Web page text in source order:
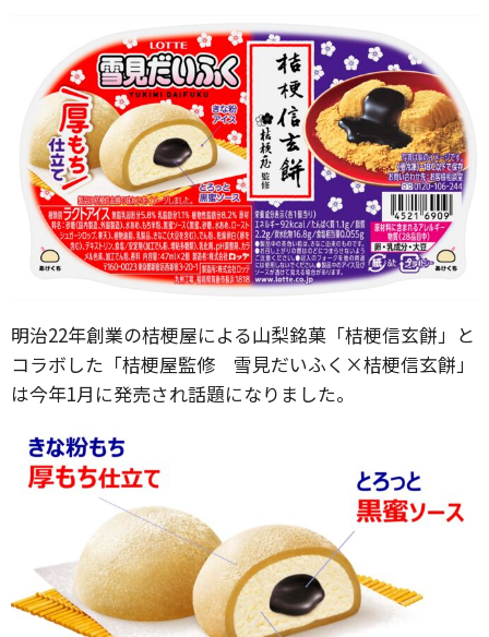
明治22年創業の桔梗屋による山梨銘菓「桔梗信玄餅」と
コラボした「桔梗屋監修 雪見だいふく×桔梗信玄餅」
は今年1月に発売され話題になりました。